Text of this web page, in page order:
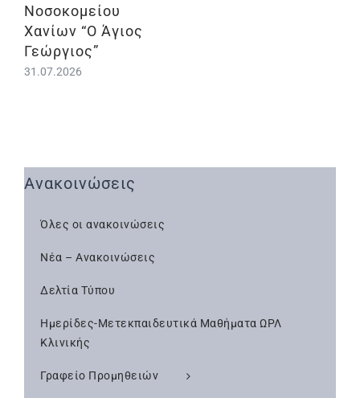
Νοσοκομείου
Χανίων “Ο Άγιος
Γεώργιος”
31.07.2026
Ανακοινώσεις
Όλες οι ανακοινώσεις
Νέα – Ανακοινώσεις
Δελτία Τύπου
Ημερίδες-Μετεκπαιδευτικά Μαθήματα ΩΡΛ
Κλινικής
Γραφείο Προμηθειών